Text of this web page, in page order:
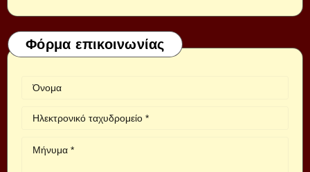
Φόρμα επικοινωνίας